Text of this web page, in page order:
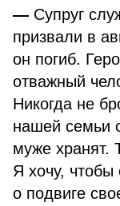
— Супруг
призвали в
он погиб.
отважный
Никогда не
нашей семьи
муже хранят.
Я хочу, чтобы
о подвиге